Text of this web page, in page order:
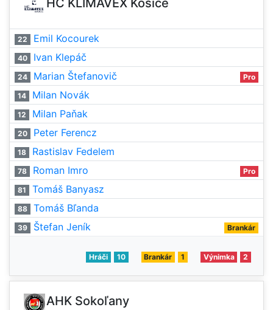
HC KLIMAVEX Košice
22 Emil Kocourek
40 Ivan Klepáč
24 Marian Štefanovič Pro
14 Milan Novák
12 Milan Paňak
20 Peter Ferencz
18 Rastislav Fedelem
78 Roman Imro Pro
81 Tomáš Banyasz
88 Tomáš Bľanda
39 Štefan Jeník Brankár
Hráči 10 Brankár 1 Výnimka 2
AHK Sokoľany